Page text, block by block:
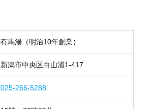
有馬湯（明治10年創業）
新潟市中央区白山浦1-417
025-266-5288